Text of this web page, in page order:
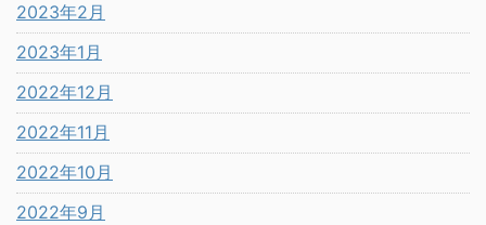
2023年2月
2023年1月
2022年12月
2022年11月
2022年10月
2022年9月